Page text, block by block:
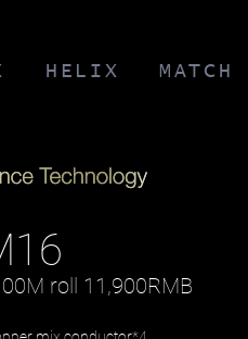
HELIX MATCH
M roll 11 ,900RMB